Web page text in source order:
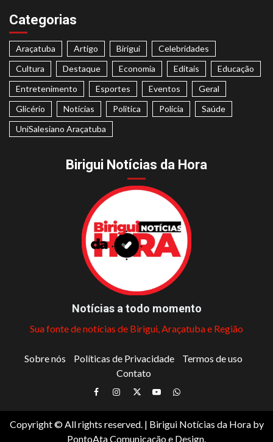
Categorias
Araçatuba Artigo Birigui
Celebridades
Cultura
Destaque Economia Editais
Educação
Entretenimento
Esportes Eventos
Geral
Glicério
Notícias Politica Polícia
Saúde
UniSalesiano Araçatuba
Birigui Notícias da Hora
Notícias a todo momento
Sua fonte de notícias de Birigui, Araçatuba e Região
Sobre nós Políticas de Privacidade
Termos de uso
Contato
Facebook
Instagram
TwitterYoutubeWhatsapp
Copyright © All rights reserved. | Birigui Notícias da Horaby
PontoAta Comunicação e Design.